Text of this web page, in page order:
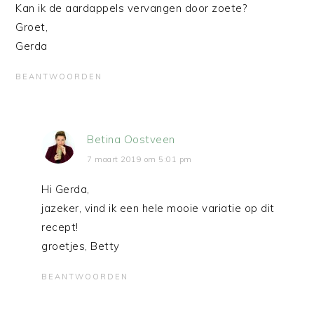
Kan ik de aardappels vervangen door zoete?
Groet,
Gerda
BEANTWOORDEN
Betina Oostveen
7 maart 2019 om 5:01 pm
Hi Gerda,
jazeker, vind ik een hele mooie variatie op dit
recept!
groetjes, Betty
BEANTWOORDEN